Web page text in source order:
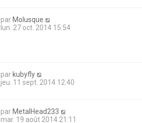
par Molusque
lun. 27 oct. 2014 15:54
par kubyfly
jeu. 11 sept. 2014 12:40
par MetalHead233
mar. 19 août 2014 21:11